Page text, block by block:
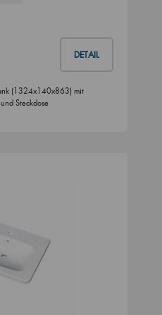
DETAIL
(1324x140x863) mit
Steckdose